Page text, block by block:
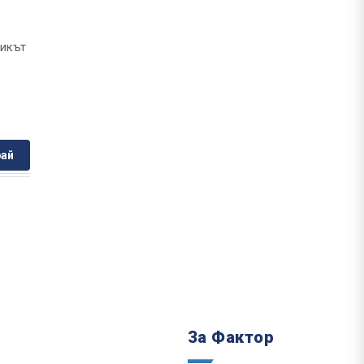
За Фактор